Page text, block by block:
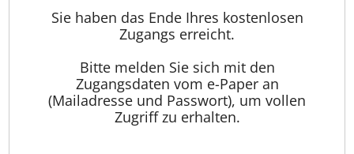
Sie haben das Ende Ihres kostenlosen
Zugangs erreicht.
Bitte melden Sie sich mit den
Zugangsdaten vom e-Paper an
(Mailadresse und Passwort), um vollen
Zugriff zu erhalten.